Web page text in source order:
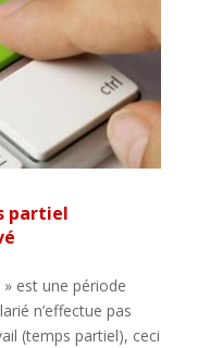
partiel
est une période
n’effectue pas
(temps partiel), ceci